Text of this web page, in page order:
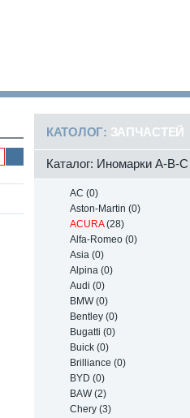
фо
КАТОЛОГ: ЗАПЧАСТЕЙ
Каталог: Иномарки A-B-C
AC (0)
Aston-Martin (0)
ACURA(28)
Alfa-Romeo (0)
Asia (0)
Alpina (0)
Audi (0)
BMW (0)
Bentley (0)
Bugatti (0)
Buick (0)
Brilliance (0)
BYD (0)
BAW (2)
Chery (3)